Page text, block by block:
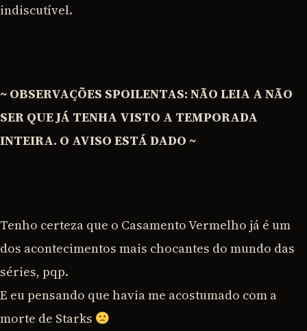
indiscutível.
~ OBSERVAÇÕES SPOILENTAS: NÃO LEIA A NÃO
SER QUE JÁ TENHA VISTO A TEMPORADA
INTEIRA. O AVISO ESTÁ DADO ~
Tenho certeza que o Casamento Vermelho já é um
dos acontecimentos mais chocantes do mundo das
séries, pqp.
E eu pensando que havia me acostumado com a
morte de Starks